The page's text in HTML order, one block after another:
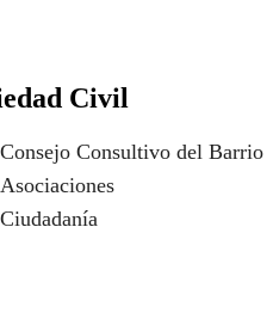
Civil
Consejo Consultivo del Barrio
Asociaciones
Ciudadanía